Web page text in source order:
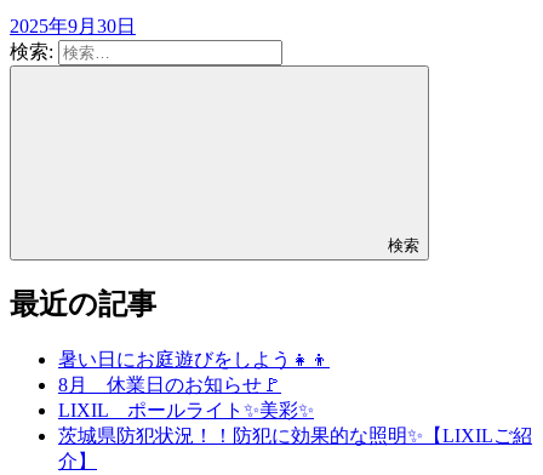
2025年9月30日
検索:
検索
最近の記事
暑い日にお庭遊びをしよう👧👦
8月 休業日のお知らせ🚩
LIXIL ポールライト✨美彩✨
茨城県防犯状況！！防犯に効果的な照明✨【LIXILご紹
介】